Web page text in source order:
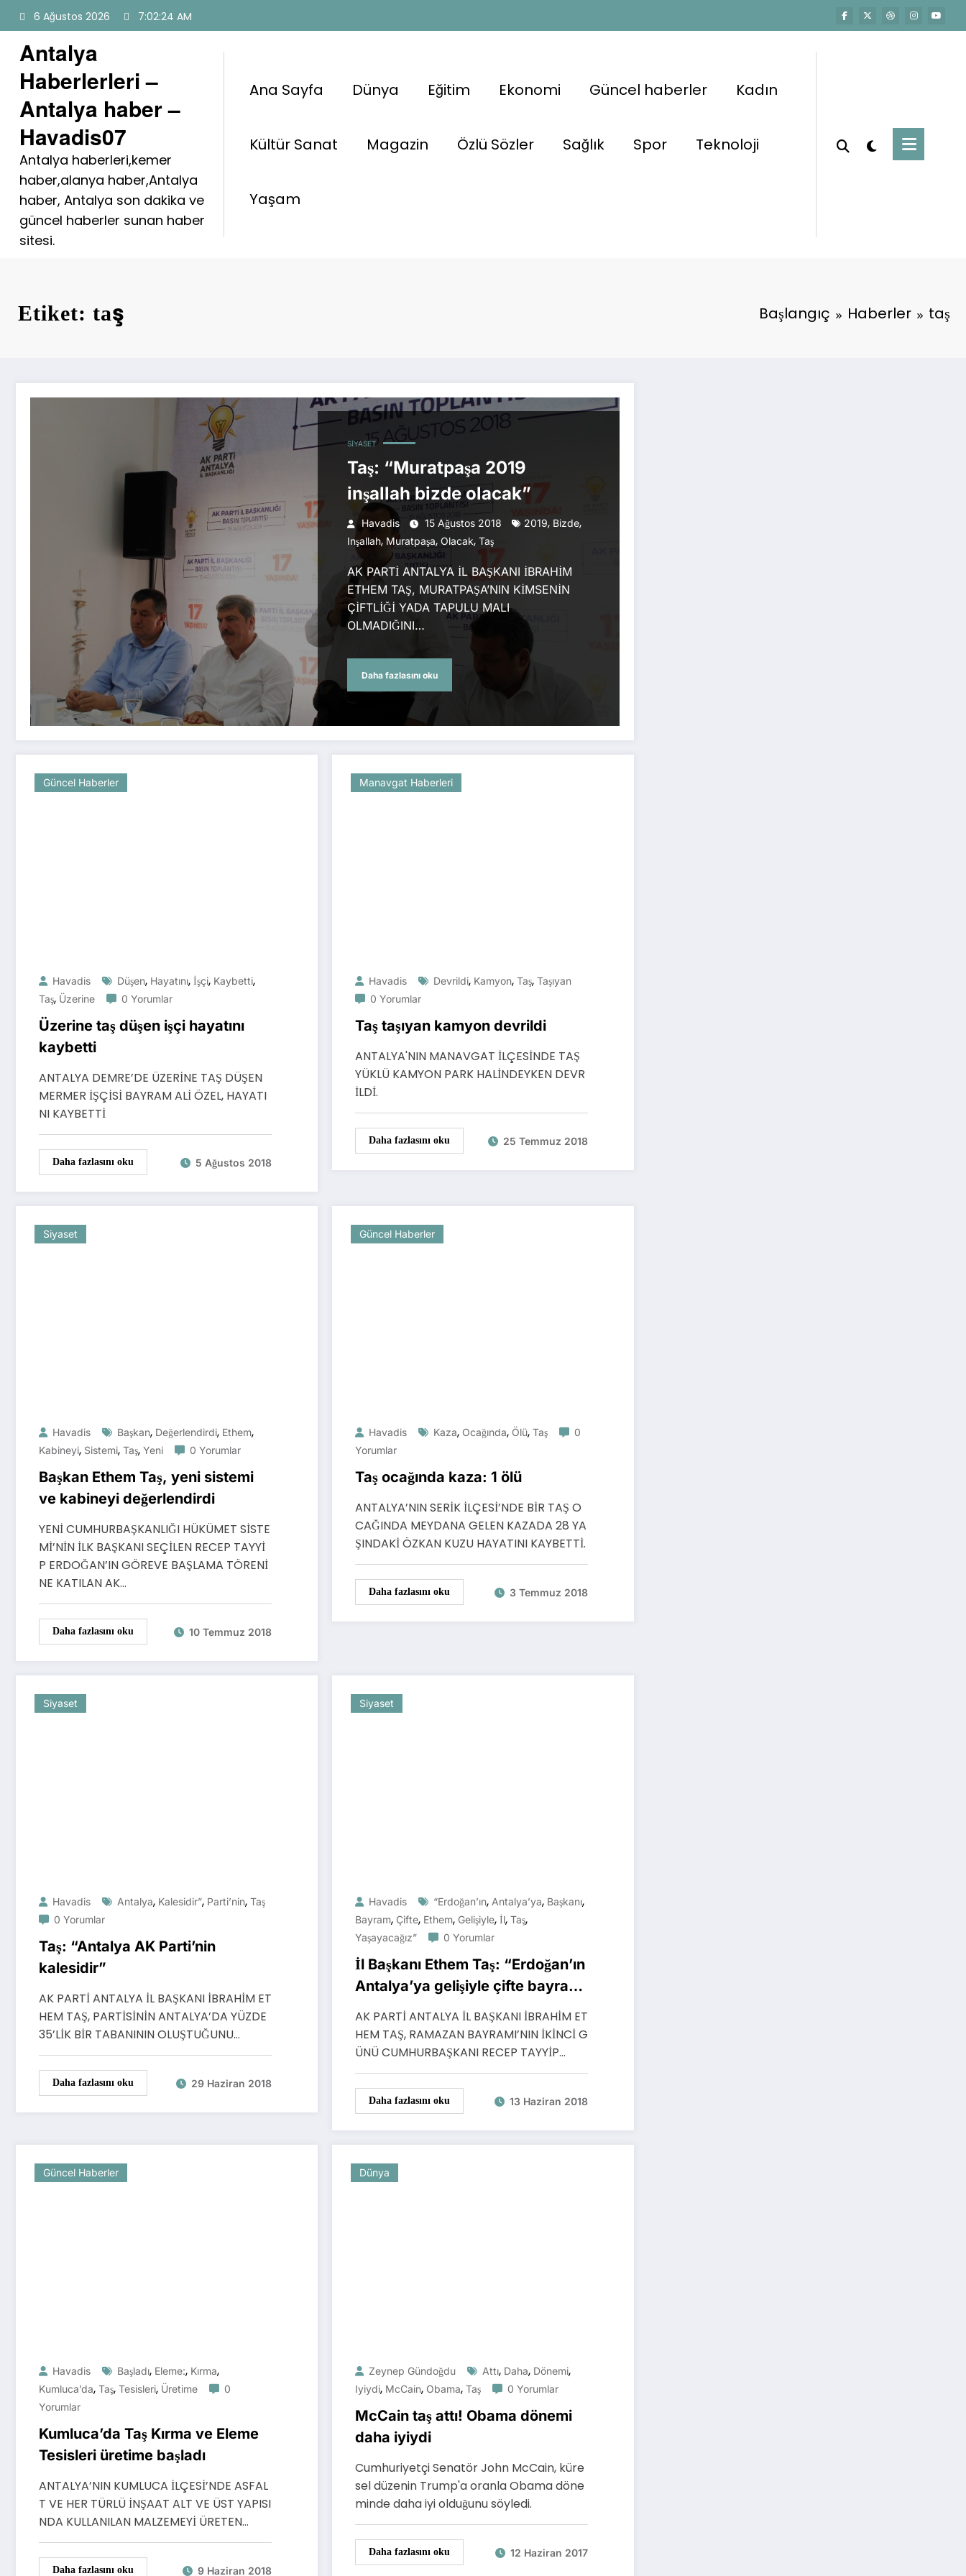
İçeriğe6 Ağustos 2026 7:02:25 AM
Antalya
Haberlerleri –
Antalya haber –
Havadis07
Antalya haberleri,kemer
haber,alanya haber,Antalya
haber, Antalya son dakika ve
güncel haberler sunan haber
sitesi.
Ana Sayfa Dünya Eğitim Ekonomi Güncel haberler Kadın
Kültür Sanat Magazin Özlü Sözler Sağlık Spor Teknoloji
Yaşam
Etiket: taş Başlangıç Haberler taş
SIYASET
Taş: “Muratpaşa 2019
inşallah bizde olacak”
Havadis 15 Ağustos 2018 2019, Bizde,
Inşallah, Muratpaşa, Olacak, Taş
AK PARTİ ANTALYA İL BAŞKANI İBRAHİM
ETHEM TAŞ, MURATPAŞA’NIN KİMSENİN
ÇİFTLİĞİ YADA TAPULU MALI
OLMADIĞINI…
Daha fazlasını oku
Güncel Haberler
Havadis Düşen, Hayatını, İşçi, Kaybetti,
Taş, Üzerine 0 Yorumlar
Üzerine taş düşen işçi hayatını
kaybetti
ANTALYA DEMRE’DE ÜZERİNE TAŞ DÜŞEN
MERMER İŞÇİSİ BAYRAM ALİ ÖZEL, HAYATI
NI KAYBETTİ
Daha fazlasını oku 5 Ağustos 2018
Manavgat Haberleri
Havadis Devrildi, Kamyon, Taş, Taşıyan
0 Yorumlar
Taş taşıyan kamyon devrildi
ANTALYA'NIN MANAVGAT İLÇESİNDE TAŞ
YÜKLÜ KAMYON PARK HALİNDEYKEN DEVR
İLDİ.
Daha fazlasını oku 25 Temmuz 2018
Siyaset
Havadis Başkan, Değerlendirdi, Ethem,
Kabineyi, Sistemi, Taş, Yeni 0 Yorumlar
Başkan Ethem Taş, yeni sistemi
ve kabineyi değerlendirdi
YENİ CUMHURBAŞKANLIĞI HÜKÜMET SİSTE
Mİ’NİN İLK BAŞKANI SEÇİLEN RECEP TAYYİ
P ERDOĞAN’IN GÖREVE BAŞLAMA TÖRENİ
NE KATILAN AK…
Daha fazlasını oku 10 Temmuz 2018
Güncel Haberler
Havadis Kaza, Ocağında, Ölü, Taş
0
Yorumlar
Taş ocağında kaza: 1 ölü
ANTALYA’NIN SERİK İLÇESİ’NDE BİR TAŞ O
CAĞINDA MEYDANA GELEN KAZADA 28 YA
ŞINDAKİ ÖZKAN KUZU HAYATINI KAYBETTİ.
Daha fazlasını oku 3 Temmuz 2018
Siyaset
Havadis Antalya, Kalesidir”, Parti’nin, Taş
0 Yorumlar
Taş: “Antalya AK Parti’nin
kalesidir”
AK PARTİ ANTALYA İL BAŞKANI İBRAHİM ET
HEM TAŞ, PARTİSİNİN ANTALYA’DA YÜZDE
35’LİK BİR TABANININ OLUŞTUĞUNU…
Daha fazlasını oku 29 Haziran 2018
Siyaset
Havadis “Erdoğan’ın, Antalya’ya, Başkanı,
Bayram, Çifte, Ethem, Gelişiyle, İl, Taş,
Yaşayacağız” 0 Yorumlar
İl Başkanı Ethem Taş: “Erdoğan’ın
Antalya’ya gelişiyle çifte bayram
yaşayacağız”
AK PARTİ ANTALYA İL BAŞKANI İBRAHİM ET
HEM TAŞ, RAMAZAN BAYRAMI’NIN İKİNCİ G
ÜNÜ CUMHURBAŞKANI RECEP TAYYİP…
Daha fazlasını oku 13 Haziran 2018
Güncel Haberler
Havadis Başladı, Eleme:, Kırma,
Kumluca’da, Taş, Tesisleri, Üretime
0
Yorumlar
Kumluca’da Taş Kırma ve Eleme
Tesisleri üretime başladı
ANTALYA’NIN KUMLUCA İLÇESİ’NDE ASFAL
T VE HER TÜRLÜ İNŞAAT ALT VE ÜST YAPISI
NDA KULLANILAN MALZEMEYİ ÜRETEN…
Daha fazlasını oku 9 Haziran 2018
Dünya
Zeynep Gündoğdu Attı, Daha, Dönemi,
Iyiydi, McCain, Obama, Taş 0 Yorumlar
McCain taş attı! Obama dönemi
daha iyiydi
Cumhuriyetçi Senatör John McCain, küre
sel düzenin Trump'a oranla Obama döne
minde daha iyi olduğunu söyledi.
Daha fazlasını oku 12 Haziran 2017